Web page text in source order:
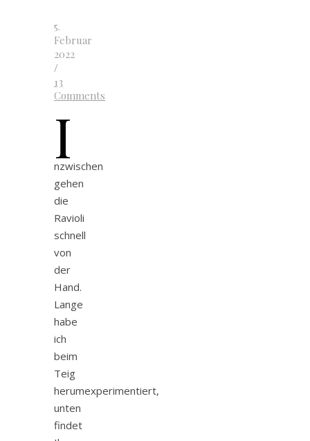
5.
Februar
2022
/
13
Comments
I
nzwischen
gehen
die
Ravioli
schnell
von
der
Hand.
Lange
habe
ich
beim
Teig
herumexperimentiert,
unten
findet